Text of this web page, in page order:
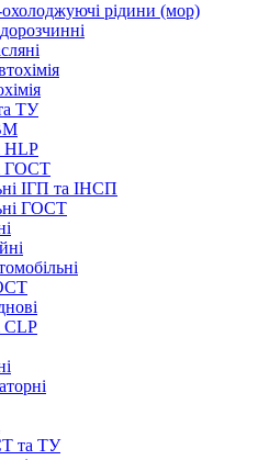
рідини (мор)
ТУ
HLP
ГОСТ
ІГП та ІНСП
ГОСТ
CLP
та ТУ